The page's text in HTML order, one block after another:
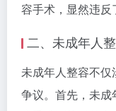
容手术，显然违反
二、未成年人
未成年人整容不
争议。首先，未